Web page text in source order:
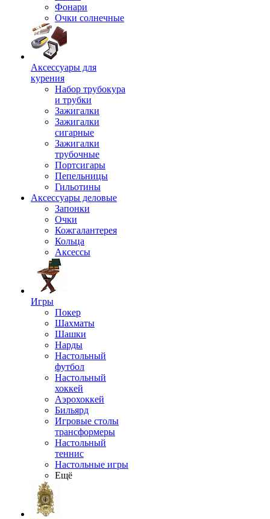
Фонари
Очки солнечные
Аксессуары для
курения
Набор трубокура
и трубки
Зажигалки
Зажигалки
сигарные
Зажигалки
трубочные
Портсигары
Пепельницы
Гильотины
Аксессуары деловые
Запонки
Очки
Кожгалантерея
Кольца
Аксессы
Игры
Покер
Шахматы
Шашки
Нарды
Настольный
футбол
Настольный
хоккей
Аэрохоккей
Бильярд
Игровые столы
трансформеры
Настольный
теннис
Настольные игры
Ещё